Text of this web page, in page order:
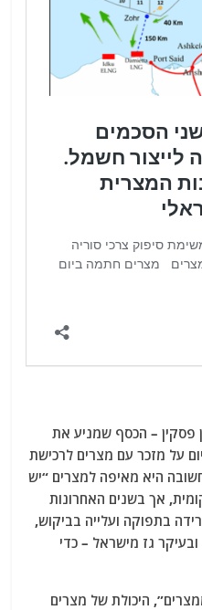
פסקין – הכסף שמניע את
על מזכר עם מצרים לרכישת
היא מאיפה למצרים “יש
אך בשנים האחרונות
בתפוקה ועלייה בביקוש,
ובעיקר גז מישראל – כדי
היכולת של מצרים